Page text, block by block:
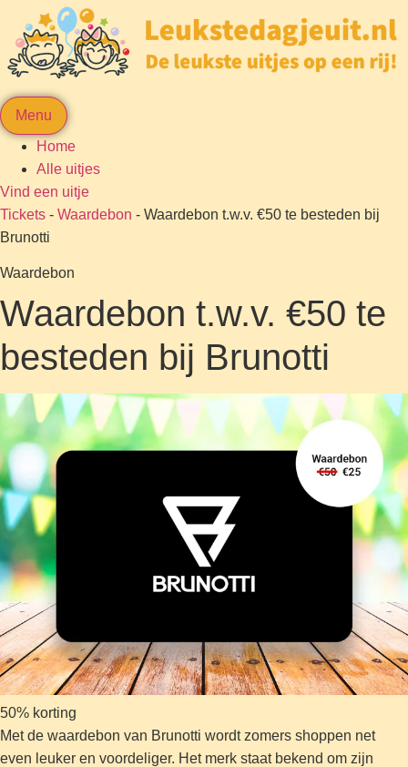
Menu
Home
Alle uitjes
Vind een uitje
Tickets - Waardebon - Waardebon t.w.v. €50 te besteden bij
Brunotti
Waardebon
Waardebon t.w.v. €50 te
besteden bij Brunotti
50% korting
Met de waardebon van Brunotti wordt zomers shoppen net
even leuker en voordeliger. Het merk staat bekend om zijn